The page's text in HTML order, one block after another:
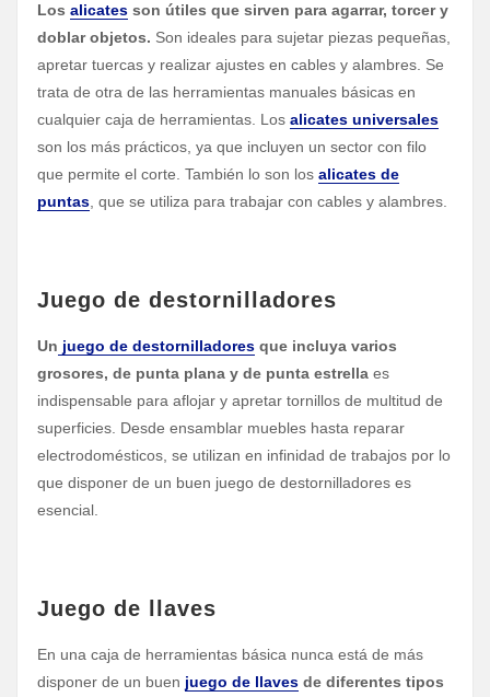
Los alicatesson útiles que sirven para agarrar, torcer y
doblar objetos. Son ideales para sujetar piezas pequeñas,
apretar tuercas y realizar ajustes en cables y alambres. Se
trata de otra de las herramientas manuales básicas en
cualquier caja de herramientas. Los alicates universales
son los más prácticos, ya que incluyen un sector con filo
que permite el corte. También lo son los alicates de
puntas, que se utiliza para trabajar con cables y alambres.
Juego de destornilladores
Un juego de destornilladoresque incluya varios
grosores, de punta plana y de punta estrellaes
indispensable para aflojar y apretar tornillos de multitud de
superficies. Desde ensamblar muebles hasta reparar
electrodomésticos, se utilizan en infinidad de trabajos por lo
que disponer de un buen juego de destornilladores es
esencial.
Juego de llaves
En una caja de herramientas básica nunca está de más
disponer de un buen juego de llavesde diferentes tipos